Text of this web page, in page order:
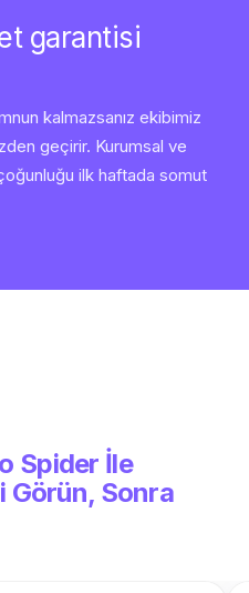
garantisi
kalmazsanız ekibimiz
geçirir. Kurumsal ve
çoğunluğu ilk haftada somut
Spider İle
Görün, Sonra